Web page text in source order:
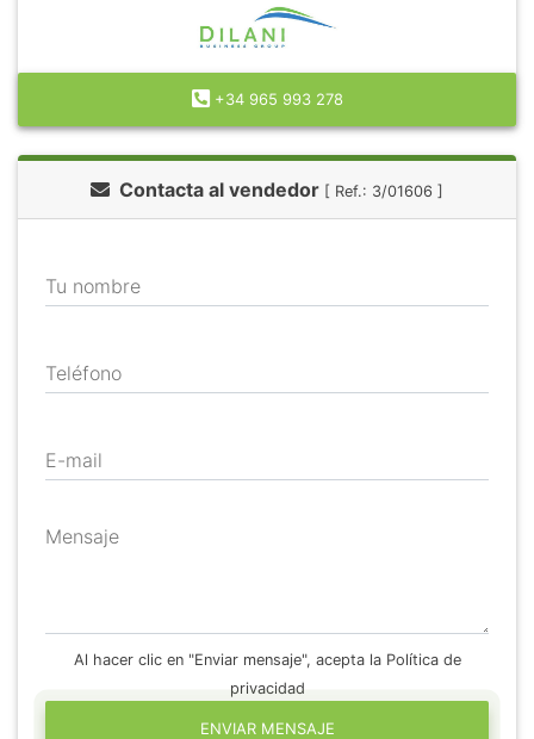
+34 965 993 278
Contacta al vendedor [ Ref.: 3/01606 ]
Tu nombre
Teléfono
E-mail
Mensaje
Al hacer clic en "Enviar mensaje", acepta la Política de
privacidad
ENVIAR MENSAJE